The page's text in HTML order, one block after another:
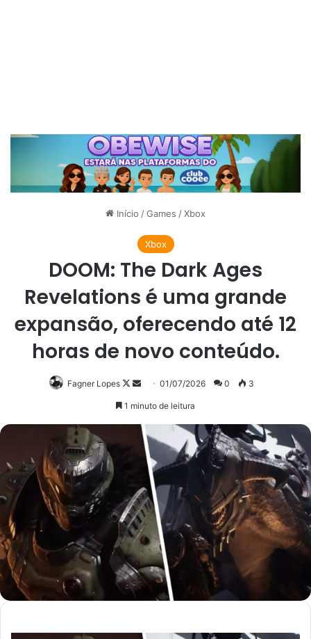
Início /Games /Xbox
Xbox
DOOM: The Dark Ages
Revelations é uma grande
expansão, oferecendo até 12
horas de novo conteúdo.
Fagner Lopes
Follow
Mande
mail
01/07/2026 0 3
1 minuto de leitura